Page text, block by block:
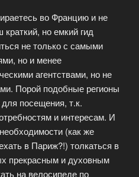
во Францию и не
но емкий гид
не только с самыми
но и менее
агентствами, но не
Порой подобные регионы
посещения, т.к.
и интересам. И
(как же
в Париж?!) толкаться в
прекрасным и духовным
на велосипеде по